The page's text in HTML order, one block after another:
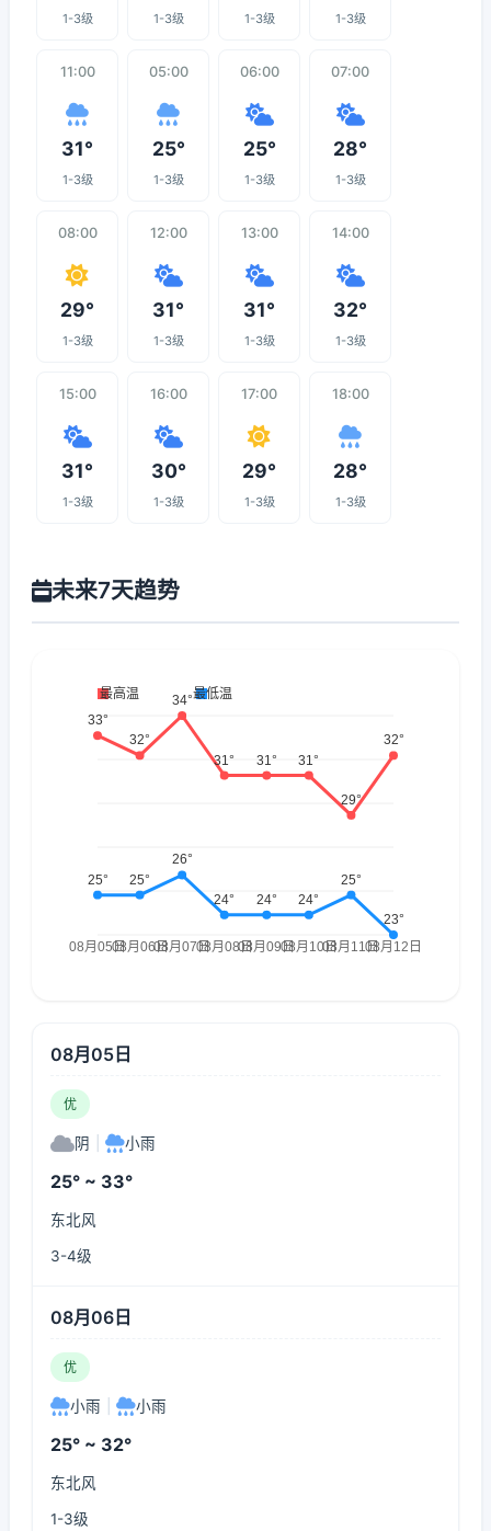
1-3级 1-3级 1-3级 1-3级
11:00
31°
1-3级
05:00
25°
1-3级
06:00
25°
1-3级
07:00
28°
1-3级
08:00
29°
1-3级
12:00
31°
1-3级
13:00
31°
1-3级
14:00
32°
1-3级
15:00
31°
1-3级
16:00
30°
1-3级
17:00
29°
1-3级
18:00
28°
1-3级
未来7天趋势
08月05日
优
阴 小雨
25° ~ 33°
东北风
3-4级
08月06日
优
小雨 小雨
25° ~ 32°
东北风
1-3级